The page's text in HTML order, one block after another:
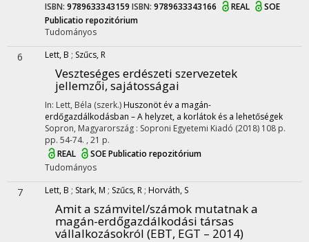
ISBN: 9789633343159 ISBN: 9789633343166 REAL
SOE
Publicatio repozitórium
Tudományos
6 Lett, B ; Szűcs, R
Veszteséges erdészeti szervezetek
jellemzői, sajátosságai
In: Lett, Béla (szerk.) Huszonöt év a magán-
erdőgazdálkodásban – A helyzet, a korlátok és a lehetőségek
Sopron, Magyarország : Soproni Egyetemi Kiadó (2018) 108 p.
pp. 54-74. , 21 p.
REAL
SOE Publicatio repozitórium
Tudományos
7 Lett, B ; Stark, M ; Szűcs, R ; Horváth, S
Amit a számvitel/számok mutatnak a
magán-erdőgazdálkodási társas
vállalkozásokról (EBT, EGT – 2014)